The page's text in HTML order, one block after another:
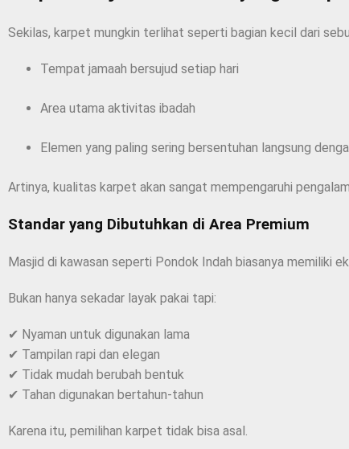
Sekilas, karpet mungkin terlihat seperti bagian kecil dari
Tempat jamaah bersujud setiap hari
Area utama aktivitas ibadah
Elemen yang paling sering bersentuhan langsung
Artinya, kualitas karpet akan sangat mempengaruhi
Standar yang Dibutuhkan di Area Premium
Masjid di kawasan seperti Pondok Indah biasanya memiliki
Bukan hanya sekadar layak pakai tapi:
✔ Nyaman untuk digunakan lama
✔ Tampilan rapi dan elegan
✔ Tidak mudah berubah bentuk
✔ Tahan digunakan bertahun-tahun
Karena itu, pemilihan karpet tidak bisa asal.